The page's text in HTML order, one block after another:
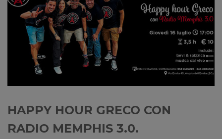
HAPPY HOUR GRECO CON
RADIO MEMPHIS 3.0.